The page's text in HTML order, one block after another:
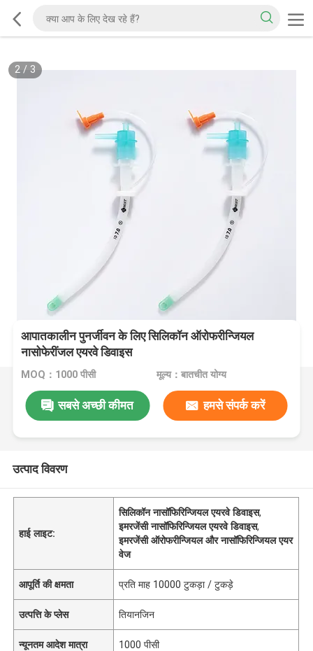
2/ 3
आपातकालीन पुनर्जीवन के लिए सिलिकॉन ऑरोफरीन्जियल
नासोफेरींजल एयरवे डिवाइस
MOQ：1000 पीसी मूल्य：बातचीत योग्य
सबसे अच्छी कीमत हमसे संपर्क करें
उत्पाद विवरण
हाई लाइट:
सिलिकॉन नासॉफिरिन्जियल एयरवे डिवाइस,
इमरजेंसी नासॉफिरिन्जियल एयरवे डिवाइस,
इमरजेंसी ऑरोफरीन्जियल और नासॉफिरिन्जियल एयर
वेज
आपूर्ति की क्षमता प्रति माह 10000 टुकड़ा / टुकड़े
उत्पत्ति के प्लेस तियानजिन
न्यूनतम आदेश मात्रा 1000 पीसी